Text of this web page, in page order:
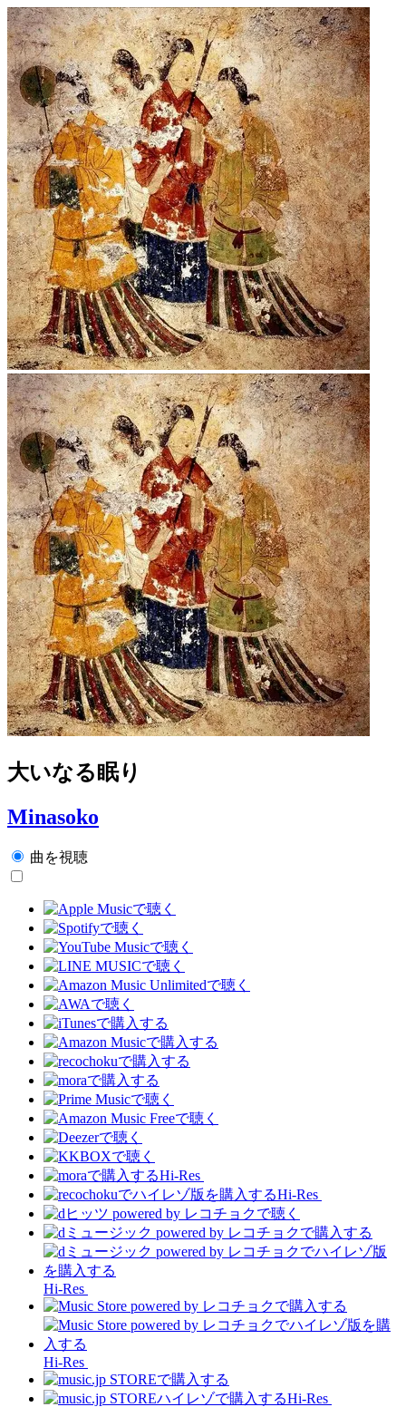
大いなる眠り
Minasoko
曲を視聴
Hi-Res
Hi-Res
Hi-Res
Hi-Res
Hi-Res